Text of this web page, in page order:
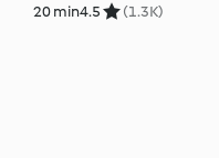
20 min4.5 (1.3K)